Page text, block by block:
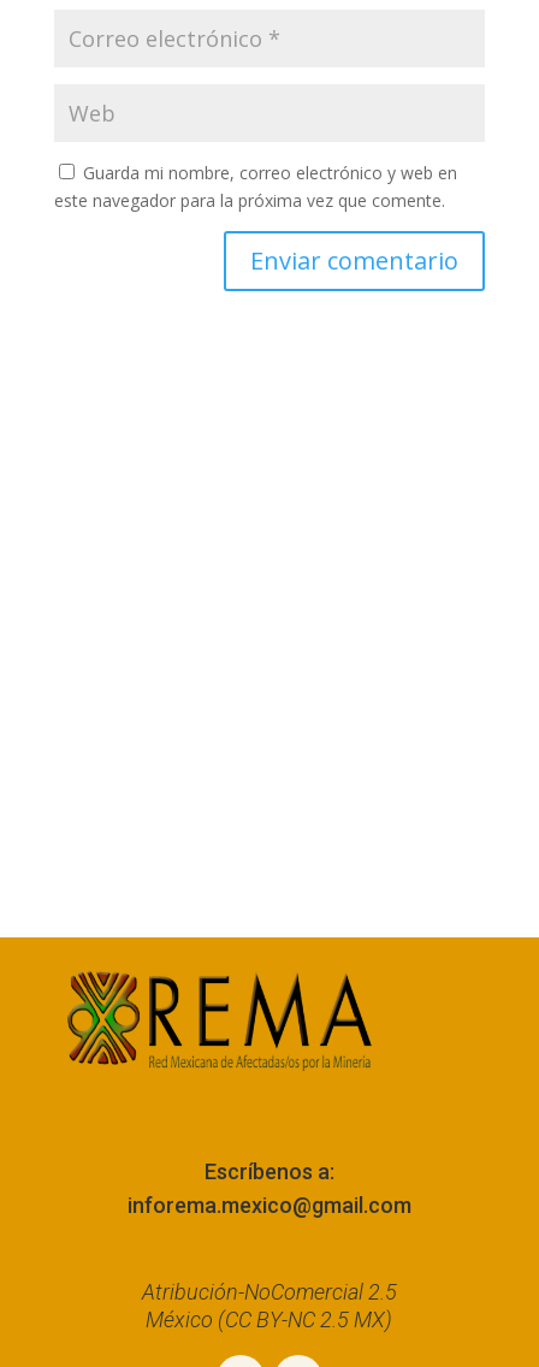
Guarda mi nombre, correo electrónico y web en
este navegador para la próxima vez que comente.
Escríbenos a:
inforema.mexico@gmail.com
Atribución-NoComercial 2.5
México (CC BY-NC 2.5 MX)